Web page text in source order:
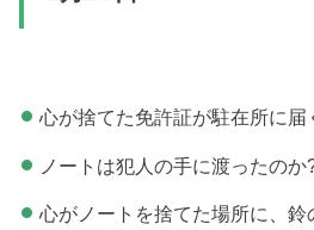
心が捨てた免許証が駐在所に届
ノートは犯人の手に渡ったのか
心がノートを捨てた場所に、